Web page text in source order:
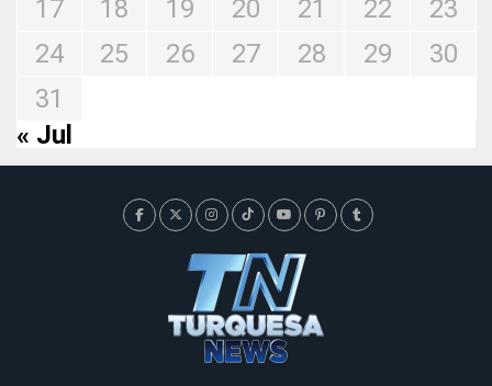
17
18 19 20 21 22
23
24
25 26 27 28 29
30
31
« Jul